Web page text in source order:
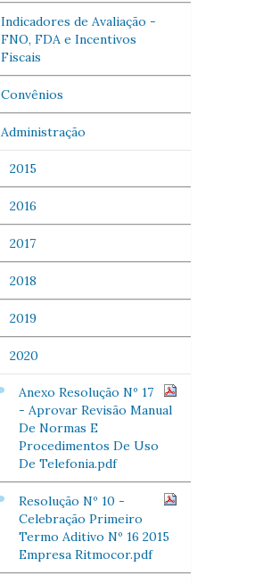
Indicadores de Avaliação -
FNO, FDA e Incentivos
Fiscais
Convênios
Administração
2015
2016
2017
2018
2019
2020
Anexo Resolução Nº 17
- Aprovar Revisão Manual
De Normas E
Procedimentos De Uso
De Telefonia.pdf
Resolução Nº 10 -
Celebração Primeiro
Termo Aditivo Nº 16 2015
Empresa Ritmocor.pdf